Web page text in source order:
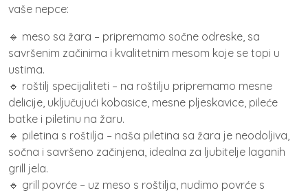
vaše nepce:
🔹 meso sa žara – pripremamo sočne odreske, sa
savršenim začinima i kvalitetnim mesom koje se topi u
ustima.
🔹 roštilj specijaliteti – na roštilju pripremamo mesne
delicije, uključujući kobasice, mesne pljeskavice, pileće
batke i piletinu na žaru.
🔹 piletina s roštilja – naša piletina sa žara je neodoljiva,
sočna i savršeno začinjena, idealna za ljubitelje laganih
grill jela.
🔹 grill povrće – uz meso s roštilja, nudimo povrće s